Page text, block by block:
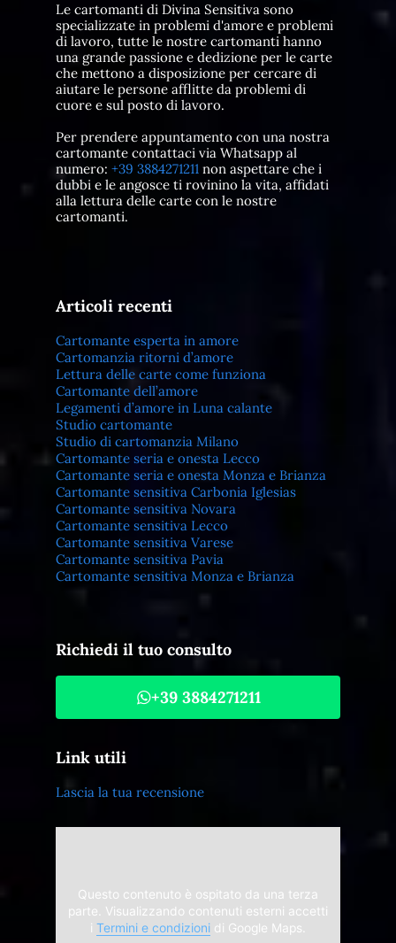
Le cartomanti di Divina Sensitiva sono
specializzate in problemi d'amore e problemi
di lavoro, tutte le nostre cartomanti hanno
una grande passione e dedizione per le carte
che mettono a disposizione per cercare di
aiutare le persone afflitte da problemi di
cuore e sul posto di lavoro.
Per prendere appuntamento con una nostra
cartomante contattaci via Whatsapp al
numero: +39 3884271211non aspettare che i
dubbi e le angosce ti rovinino la vita, affidati
alla lettura delle carte con le nostre
cartomanti.
Articoli recenti
Cartomante esperta in amore
Cartomanzia ritorni d’amore
Lettura delle carte come funziona
Cartomante dell’amore
Legamenti d’amore in Luna calante
Studio cartomante
Studio di cartomanzia Milano
Cartomante seria e onesta Lecco
Cartomante seria e onesta Monza e Brianza
Cartomante sensitiva Carbonia Iglesias
Cartomante sensitiva Novara
Cartomante sensitiva Lecco
Cartomante sensitiva Varese
Cartomante sensitiva Pavia
Cartomante sensitiva Monza e Brianza
Richiedi il tuo consulto
+39 3884271211
Link utili
Lascia la tua recensione
Questo contenuto è ospitato da una terza
parte. Visualizzando contenuti esterni accetti
i Termini e condizioni di Google Maps.